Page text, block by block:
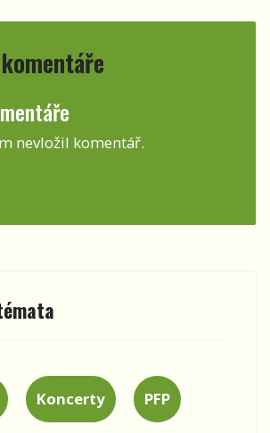
nevložil komentář.
Koncerty PFP